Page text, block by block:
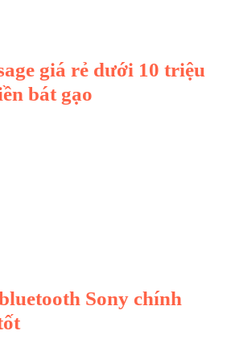
giá rẻ dưới 10 triệu
bát gạo
Sony chính